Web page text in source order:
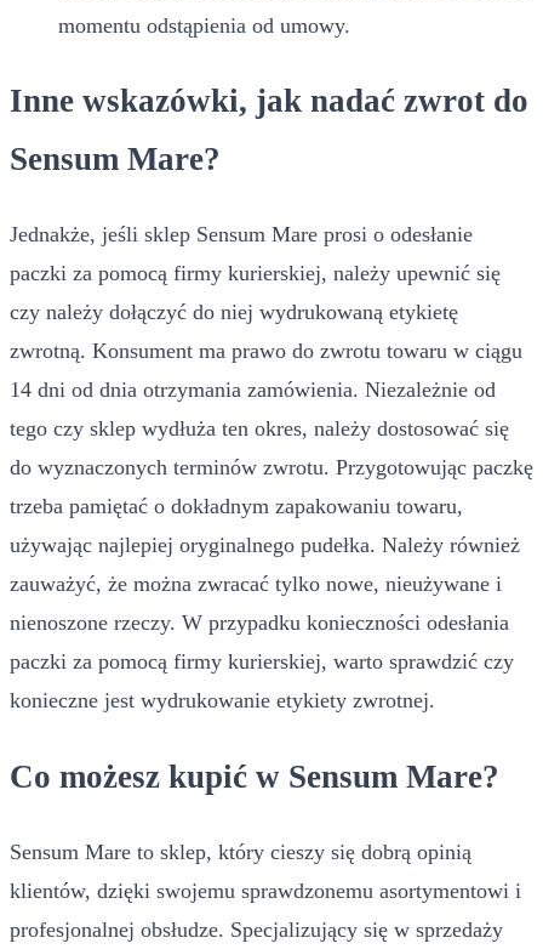
momentu odstąpienia od umowy.
Inne wskazówki, jak nadać zwrot do
Sensum Mare?
Jednakże, jeśli sklep Sensum Mare prosi o odesłanie
paczki za pomocą firmy kurierskiej, należy upewnić się
czy należy dołączyć do niej wydrukowaną etykietę
zwrotną. Konsument ma prawo do zwrotu towaru w ciągu
14 dni od dnia otrzymania zamówienia. Niezależnie od
tego czy sklep wydłuża ten okres, należy dostosować się
do wyznaczonych terminów zwrotu. Przygotowując paczkę
trzeba pamiętać o dokładnym zapakowaniu towaru,
używając najlepiej oryginalnego pudełka. Należy również
zauważyć, że można zwracać tylko nowe, nieużywane i
nienoszone rzeczy. W przypadku konieczności odesłania
paczki za pomocą firmy kurierskiej, warto sprawdzić czy
konieczne jest wydrukowanie etykiety zwrotnej.
Co możesz kupić w Sensum Mare?
Sensum Mare to sklep, który cieszy się dobrą opinią
klientów, dzięki swojemu sprawdzonemu asortymentowi i
profesjonalnej obsłudze. Specjalizujący się w sprzedaży